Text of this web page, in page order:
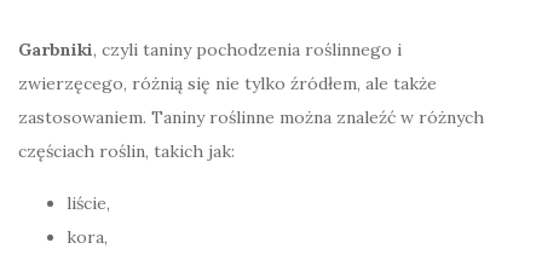
Garbniki, czyli taniny pochodzenia roślinnego i
zwierzęcego, różnią się nie tylko źródłem, ale także
zastosowaniem. Taniny roślinne można znaleźć w różnych
częściach roślin, takich jak:
liście,
kora,